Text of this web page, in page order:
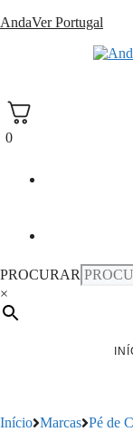
Saltar
AndaVer Portugal
0
PROCURAR
×
Início Marcas Pé de